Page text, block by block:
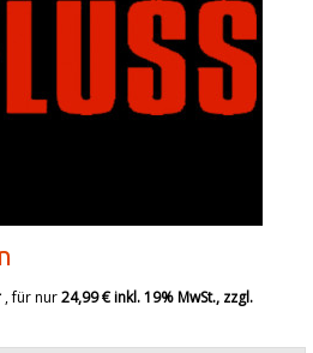
, für nur24,99 €inkl. 19% MwSt., zzgl.